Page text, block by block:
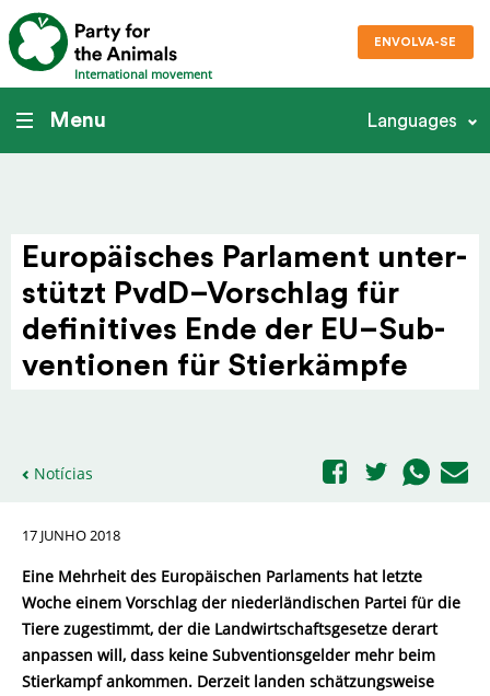
International movement
ENVOLVA-SE
Menu Languages
Europäisches Parlament unter­
stützt PvdD–Vor­schlag für
defi­ni­tives Ende der EU–Sub­
ven­tionen für Stierkämpfe
Notícias
17 JUNHO 2018
Eine Mehrheit des Europäischen Parlaments hat letzte
Woche einem Vorschlag der niederländischen Partei für die
Tiere zugestimmt, der die Landwirtschaftsgesetze derart
anpassen will, dass keine Subventionsgelder mehr beim
Stierkampf ankommen. Derzeit landen schätzungsweise